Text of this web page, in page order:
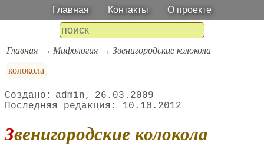
Главная Контакты О проекте
Главная Мифология
Звенигородские колокола
колокола
admin
26.03.2009
10.10.2012
Звенигородские колокола